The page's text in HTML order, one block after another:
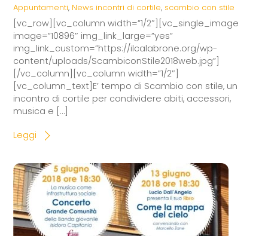
Appuntamenti, News incontri di cortile, scambio con stile
[vc_row][vc_column width=”1/2″][vc_single_image
image=”10896″ img_link_large=”yes”
img_link_custom=”https://ilcalabrone.org/wp-
content/uploads/ScambiconStile2018web.jpg”]
[/vc_column][vc_column width=”1/2″]
[vc_column_text]E’ tempo di Scambio con stile, un
incontro di cortile per condividere abiti, accessori,
musica e […]
Leggi